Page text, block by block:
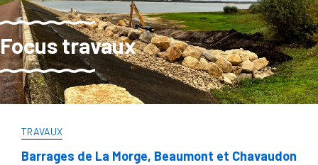
Focus travaux
TRAVAUX
Barrages de La Morge, Beaumont et Chavaudon